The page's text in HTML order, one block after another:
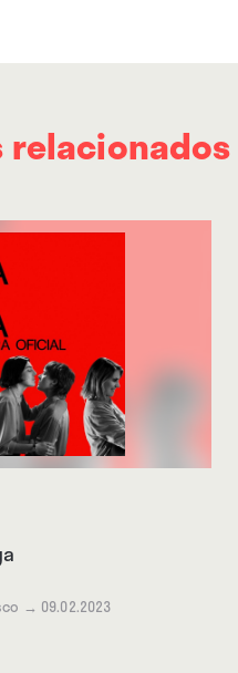
relacionados
→ 09.02.2023